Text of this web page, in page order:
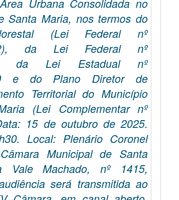
Urbana Consolidada no
Santa Maria, nos termos do
(Lei Federal nº
da Lei Federal nº
da Lei Estadual nº
e do Plano Diretor de
Territorial do Município
(Lei Complementar nº
15 de outubro de 2025.
Local: Plenário Coronel
Municipal de Santa
Vale Machado, nº 1415,
será transmitida ao